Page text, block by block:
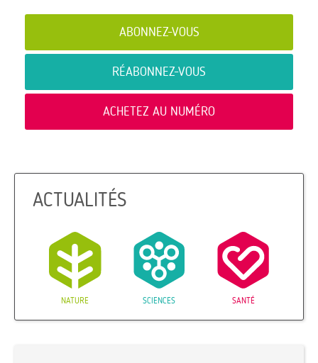
ABONNEZ-VOUS
RÉABONNEZ-VOUS
ACHETEZ AU NUMÉRO
ACTUALITÉS
NATURE SCIENCES SANTÉ